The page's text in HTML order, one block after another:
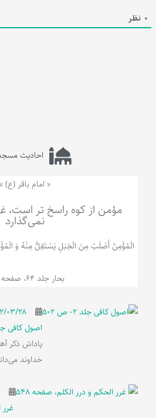
0 نظر
احادیث
« امام باقر (ع) »
مؤمن از کوه راسخ تر است،
نمی‌گذارد
الْمُؤْمِنُ‌ أَصْلَبُ‌ مِنَ‌ الْجَبَلِ‌ یَسْتَقِلُّ مِنْهُ وَ
بحار جلد 64، صفحه 362
۱۴۰۲/
اصول کافی جلد 2-
پاداش ذکر
خداوند